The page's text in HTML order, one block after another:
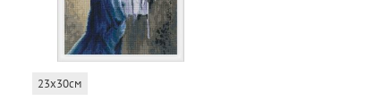
23x30см